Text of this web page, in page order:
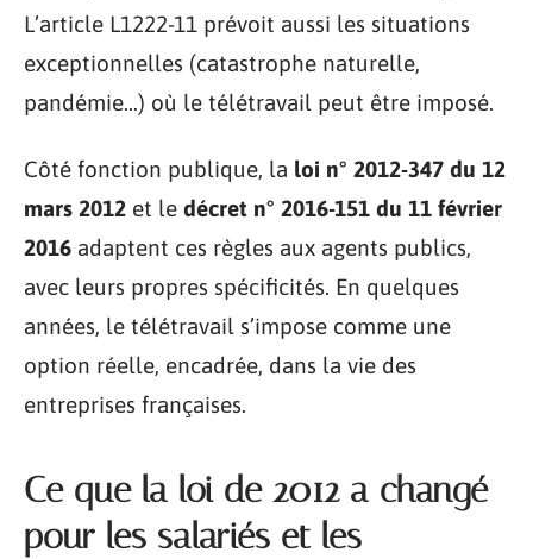
L’article L1222-11 prévoit aussi les situations
exceptionnelles (catastrophe naturelle,
pandémie…) où le télétravail peut être imposé.
Côté fonction publique, la loi n° 2012-347 du 12
mars 2012 et le décret n° 2016-151 du 11 février
2016 adaptent ces règles aux agents publics,
avec leurs propres spécificités. En quelques
années, le télétravail s’impose comme une
option réelle, encadrée, dans la vie des
entreprises françaises.
Ce que la loi de 2012 a changé
pour les salariés et les